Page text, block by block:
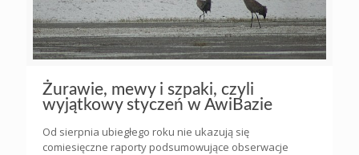
Żurawie, mewy i szpaki, czyli
wyjątkowy styczeń w AwiBazie
Od sierpnia ubiegłego roku nie ukazują się
comiesięczne raporty podsumowujące obserwacje